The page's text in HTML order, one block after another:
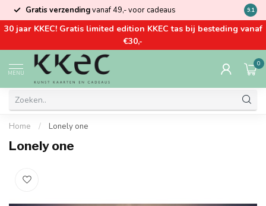
Gratis verzendingvanaf 49,- voor cadeaus Kom
9.1
30 jaar KKEC! Gratis limited edition KKEC tas bij besteding vanaf
€30,-
MENU
0
Home / Lonely one
Lonely one